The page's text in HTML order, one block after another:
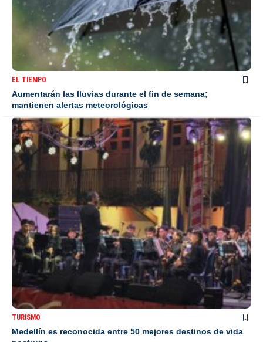
EL TIEMPO
Aumentarán las lluvias durante el fin de semana;
mantienen alertas meteorológicas
TURISMO
Medellín es reconocida entre 50 mejores destinos de vida